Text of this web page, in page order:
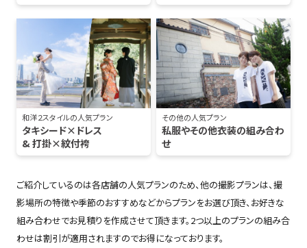
和洋２スタイルの人気プラン
タキシード×ドレス
& 打掛×紋付袴
その他の人気プラン
私服やその他衣装の組み合わ
せ
ご紹介しているのは各店舗の人気プランのため、他の撮影プランは、撮
影場所の特徴や季節のおすすめなどからプランをお選び頂き、お好きな
組み合わせでお見積りを作成させて頂きます。2つ以上のプランの組み合
わせは割引が適用されますのでお得になっております。